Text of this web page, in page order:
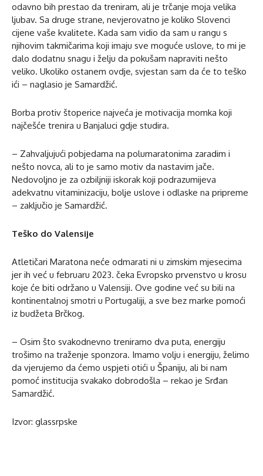
odavno bih prestao da treniram, ali je trčanje moja velika
ljubav. Sa druge strane, nevjerovatno je koliko Slovenci
cijene vaše kvalitete. Kada sam vidio da sam u rangu s
njihovim takmičarima koji imaju sve moguće uslove, to mi je
dalo dodatnu snagu i želju da pokušam napraviti nešto
veliko. Ukoliko ostanem ovdje, svjestan sam da će to teško
ići – naglasio je Samardžić.
Borba protiv štoperice najveća je motivacija momka koji
najčešće trenira u Banjaluci gdje studira.
– Zahvaljujući pobjedama na polumaratonima zaradim i
nešto novca, ali to je samo motiv da nastavim jače.
Nedovoljno je za ozbiljniji iskorak koji podrazumijeva
adekvatnu vitaminizaciju, bolje uslove i odlaske na pripreme
– zaključio je Samardžić.
Teško do Valensije
Atletičari Maratona neće odmarati ni u zimskim mjesecima
jer ih već u februaru 2023. čeka Evropsko prvenstvo u krosu
koje će biti održano u Valensiji. Ove godine već su bili na
kontinentalnoj smotri u Portugaliji, a sve bez marke pomoći
iz budžeta Brčkog.
– Osim što svakodnevno treniramo dva puta, energiju
trošimo na traženje sponzora. Imamo volju i energiju, želimo
da vjerujemo da ćemo uspjeti otići u Španiju, ali bi nam
pomoć institucija svakako dobrodošla – rekao je Srđan
Samardžić.
Izvor: glassrpske